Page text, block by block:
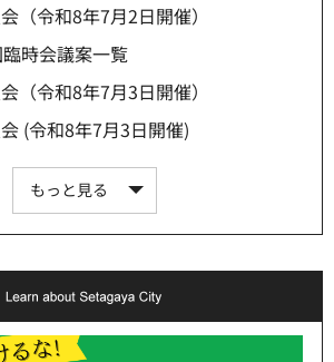
（令和8年7月2日開催）
時会議案一覧
（令和8年7月3日開催）
(令和8年7月3日開催)
もっと見る